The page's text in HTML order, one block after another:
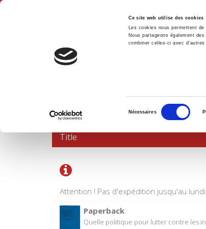
Ce site web utilise des cookies
Les cookies nous permettent
Nous partageons également
combiner celles-ci avec
consentement
Nécessaires
SHOPPING CART
Attention ! Pas d'expédition jusqu'au
Title
Paperback
Quelle politique pour lutter contre les